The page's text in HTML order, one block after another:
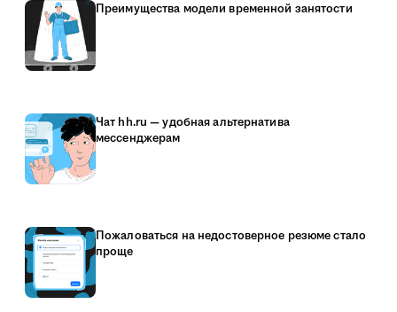
Преимущества модели временной занятости
Чат hh.ru — удобная альтернатива
мессенджерам
Пожаловаться на недостоверное резюме стало
проще